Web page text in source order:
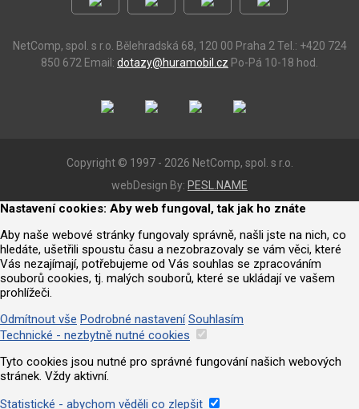
NetComp, spol. s r.o. Bělehradská 68, 120 00 Praha 2 Tel.: +420 724
850 672 Email: dotazy@huramobil.cz Po-Pá 10-18 hod.
Copyright © 1997 - 2026 NetComp, spol. s r.o.
webDesign By: PESL.NAME
Nastavení cookies: Aby web fungoval, tak jak ho znáte
Aby naše webové stránky fungovaly správně, našli jste na nich, co
hledáte, ušetřili spoustu času a nezobrazovaly se vám věci, které
Vás nezajímají, potřebujeme od Vás souhlas se zpracováním
souborů cookies, tj. malých souborů, které se ukládají ve vašem
prohlížeči.
Odmítnout vše Podrobné nastavení Souhlasím
Technické - nezbytně nutné cookies
Tyto cookies jsou nutné pro správné fungování našich webových
stránek. Vždy aktivní.
Statistické - abychom věděli co zlepšit